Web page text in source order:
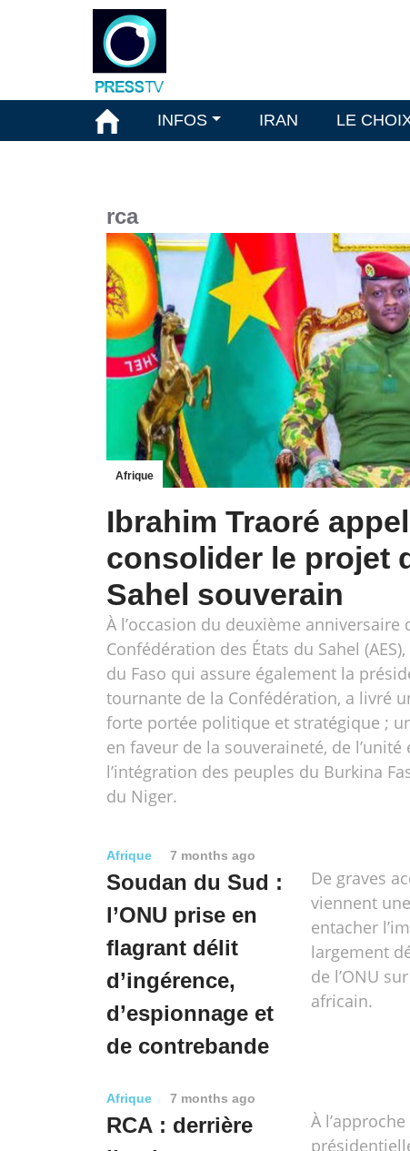
INFOS IRAN LE
rca
Afrique
Ibrahim Traoré
consolider le projet
Sahel souverain
À l’occasion du deuxième anniversaire
Confédération des États du Sahel
du Faso qui assure également la
tournante de la Confédération, a livré
forte portée politique et stratégique ;
en faveur de la souveraineté, de l’unité
l’intégration des peuples du Burkina
du Niger.
Afrique 7 months ago
Soudan du Sud :
l’ONU prise en
flagrant délit
d’ingérence,
d’espionnage et
de contrebande
De graves
viennent
entacher
largement
de l’ONU
africain.
Afrique 7 months ago
RCA : derrière
À